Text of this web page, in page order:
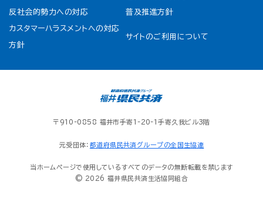
反社会的勢力への対応 普及推進方針
カスタマーハラスメントへの対応
方針
サイトのご利用について
〒910-0858 福井市手寄1-20-1手寄久我ビル3階
元受団体： 都道府県民共済グループの全国生協連
当ホームページで使用しているすべてのデータの無断転載を禁じます
© 2026 福井県民共済生活協同組合